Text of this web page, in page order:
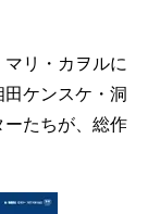
リ・カヲルに
ケンスケ・洞
たちが、総作